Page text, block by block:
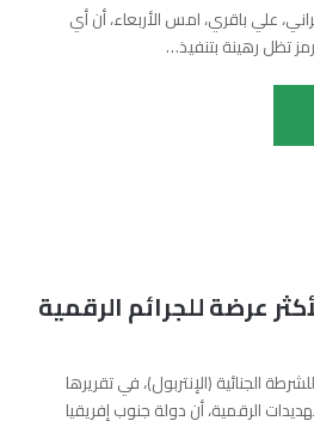
علي باقري، امس الأربعاء، أن أي
تظل رهينة بتنفيذ…
عرضة للجرائم الرقمية
الجنائية (الإنتربول)، في تقريرها
2026 حول التهديدات الرقمية، أن دولة جنوب إفريقيا